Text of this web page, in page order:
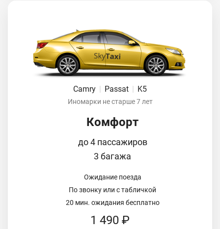
Camry Passat K5
Иномарки не старше 7 лет
Комфорт
до 4 пассажиров
3 багажа
Ожидание поезда
По звонку или с табличкой
20 мин. ожидания бесплатно
1 490 ₽